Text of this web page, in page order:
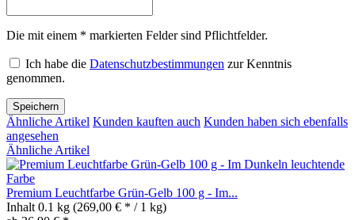
Die mit einem * markierten Felder sind Pflichtfelder.
Ich habe die Datenschutzbestimmungen zur Kenntnis
genommen.
Speichern
Ähnliche Artikel Kunden kauften auch Kunden haben sich ebenfalls
angesehen
Ähnliche Artikel
Premium Leuchtfarbe Grün-Gelb 100 g - Im...
Inhalt 0.1 kg (269,00 € * / 1 kg)